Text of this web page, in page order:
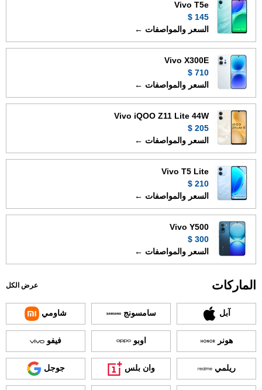
Vivo T5e
145 $
السعر والمواصفات ←
Vivo X300E
710 $
السعر والمواصفات ←
Vivo iQOO Z11 Lite 44W
205 $
السعر والمواصفات ←
Vivo T5 Lite
210 $
السعر والمواصفات ←
Vivo Y500
300 $
السعر والمواصفات ←
الماركات عرض الكل
آبل سامسونج شاومي
هونر اوبو فيفو
ريلمي وان بلس جوجل